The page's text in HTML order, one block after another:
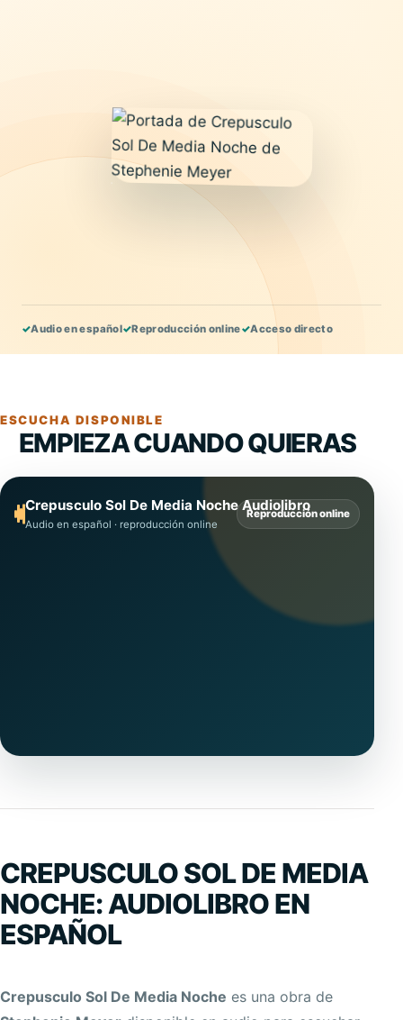
✓Audio en español✓Reproducción online✓Acceso directo
ESCUCHA DISPONIBLE
EMPIEZA CUANDO QUIERAS
Crepusculo Sol De Media Noche Audiolibro
Audio en español · reproducción online
Reproducción online
CREPUSCULO SOL DE MEDIA
NOCHE: AUDIOLIBRO EN
ESPAÑOL
Crepusculo Sol De Media Noche es una obra de